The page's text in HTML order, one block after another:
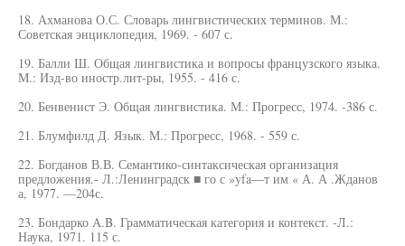
18. Ахманова О.С. Словарь лингвистических терминов. М.:
Советская энциклопедия, 1969. - 607 с.
19. Балли Ш. Общая лингвистика и вопросы французского языка.
М.: Изд-во иностр.лит-ры, 1955. - 416 с.
20. Бенвенист Э. Общая лингвистика. М.: Прогресс, 1974. -386 с.
21. Блумфилд Д. Язык. М.: Прогресс, 1968. - 559 с.
22. Богданов В.В. Семантико-синтаксическая организация
предложения.- Л.:Ленинградск ■ го с »yfa—т им « А. А .Жданов
а, 1977. —204с.
23. Бондарко A.B. Грамматическая категория и контекст. -Л.:
Наука, 1971. 115 с.